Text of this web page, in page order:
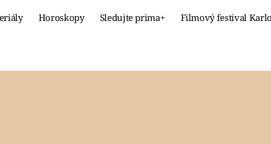
Horoskopy Sledujte prima+ Filmový festival